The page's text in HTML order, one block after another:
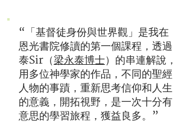
“「基督徒身份與世界觀」是我在
恩光書院修讀的第一個課程，透過
泰Sir（梁永泰博士）的串連解說，
用多位神學家的作品，不同的聖經
人物的事蹟，重新思考信仰和人生
的意義，開拓視野，是一次十分有
意思的學習旅程，獲益良多。”